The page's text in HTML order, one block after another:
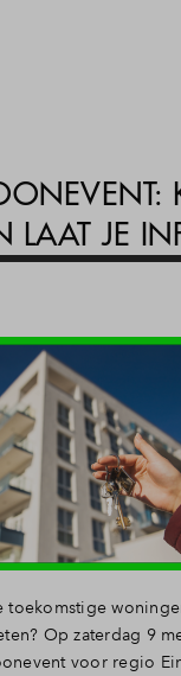
LAAT JE
toekomstige
Op zaterdag 9
voor regio